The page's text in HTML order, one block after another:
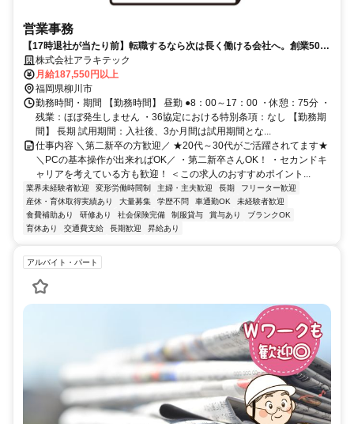
営業事務
【17時退社が当たり前】転職するなら次は長く働ける会社へ。創業50年
以上の安定企業。ブランクOKです◎
株式会社アラキテック
月給187,550円以上
福岡県柳川市
勤務時間・期間 【勤務時間】 昼勤 ●8：00～17：00 ・休憩：75分 ・
残業：ほぼ発生しません ・36協定における特別条項：なし 【勤務期
間】 長期 試用期間：入社後、3か月間は試用期間とな...
仕事内容 ＼第二新卒の方歓迎／ ★20代～30代がご活躍されてます★
＼PCの基本操作が出来ればOK／ ・第二新卒さんOK！ ・セカンドキ
ャリアを考えている方も歓迎！ ＜この求人のおすすめポイント...
業界未経験者歓迎 変形労働時間制 主婦・主夫歓迎 長期
フリーター歓迎
産休・育休取得実績あり
大量募集 学歴不問 車通勤OK
未経験者歓迎
食費補助あり
研修あり 社会保険完備 制服貸与 賞与あり
ブランクOK
育休あり
交通費支給 長期歓迎 昇給あり
アルバイト・パート